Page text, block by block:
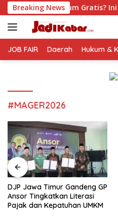
Langsung
ke
konten
Breaking News
Gratis? Ini Hasil Audiensinya
JOB FAIR Daerah Hukum &
#MAGER2026
DJP Jawa Timur Gandeng GP
Ansor Tingkatkan Literasi
Pajak dan Kepatuhan UMKM